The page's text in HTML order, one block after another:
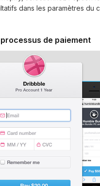
dans les paramètres du
de paiement